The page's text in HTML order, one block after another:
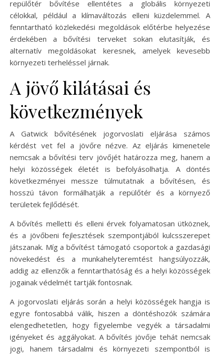
repülőtér bővítése ellentétes a globális környezeti
célokkal, például a klímaváltozás elleni küzdelemmel. A
fenntartható közlekedési megoldások előtérbe helyezése
érdekében a bővítési terveket sokan elutasítják, és
alternatív megoldásokat keresnek, amelyek kevesebb
környezeti terheléssel járnak.
A jövő kilátásai és
következmények
A Gatwick bővítésének jogorvoslati eljárása számos
kérdést vet fel a jövőre nézve. Az eljárás kimenetele
nemcsak a bővítési terv jövőjét határozza meg, hanem a
helyi közösségek életét is befolyásolhatja. A döntés
következményei messze túlmutatnak a bővítésen, és
hosszú távon formálhatják a repülőtér és a környező
területek fejlődését.
A bővítés melletti és elleni érvek folyamatosan ütköznek,
és a jövőbeni fejlesztések szempontjából kulcsszerepet
játszanak. Míg a bővítést támogató csoportok a gazdasági
növekedést és a munkahelyteremtést hangsúlyozzák,
addig az ellenzők a fenntarthatóság és a helyi közösségek
jogainak védelmét tartják fontosnak.
A jogorvoslati eljárás során a helyi közösségek hangja is
egyre fontosabbá válik, hiszen a döntéshozók számára
elengedhetetlen, hogy figyelembe vegyék a társadalmi
igényeket és aggályokat. A bővítés jövője tehát nemcsak
jogi, hanem társadalmi és környezeti szempontból is